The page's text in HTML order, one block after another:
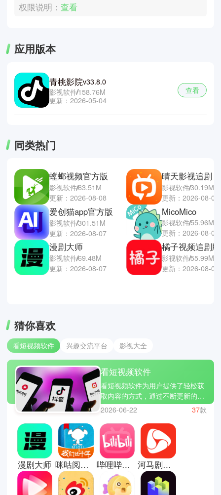
权限说明：查看
应用版本
青桃影院v33.8.0
影视软件158.76M
更新：2026-05-04
查看
同类热门
螳螂视频官方版
影视软件63.51M
更新：2026-08-08
爱创猫app官方版
影视软件301.51M
更新：2026-08-07
漫剧大师
影视软件69.48M
更新：2026-08-07
晴天影视追剧
影视软件30.19M
更新：2026-08-06
MicoMico
影视软件55.96M
更新：2026-08-06
橘子视频追剧版
影视软件55.99M
更新：2026-08-06
猜你喜欢
看短视频软件 兴趣交流平台 影视大全
看短视频软件
看短视频软件为用户提供了轻松获
取内容的方式，通过不断更新的短
内容，让人随时都能获得娱乐与信
息。智能推荐机制会根据兴趣推送
视频，刷起来更加贴合喜好。无论
是搞笑片段、生活记录还是知识分
享，都能快速呈现。对于想利用碎
片时间放松的人来说，这类软件简
单直接又充满吸引力。这里有些看
短视频软件推荐；抖音，红果短剧
和西瓜视频。
2026-06-22 37款
漫剧大师 咪咕阅读电子书阅读器 哔哩哔哩手机版 河马剧场看短剧